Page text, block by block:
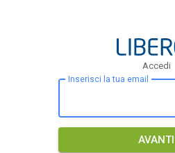
Accedi
Inserisci la tua email
AVANTI